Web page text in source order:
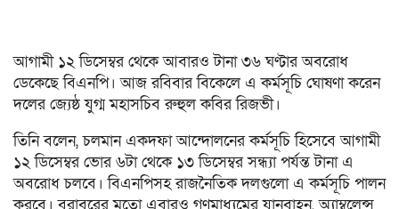
আগামী ১২ ডিসেম্বর থেকে আবারও টানা ৩৬ ঘণ্টার অবরোধ
ডেকেছে বিএনপি। আজ রবিবার বিকেলে এ কর্মসূচি ঘোষণা করেন
দলের জ্যেষ্ঠ যুগ্ম মহাসচিব রুহুল কবির রিজভী।
তিনি বলেন, চলমান একদফা আন্দোলনের কর্মসূচি হিসেবে আগামী
১২ ডিসেম্বর ভোর ৬টা থেকে ১৩ ডিসেম্বর সন্ধ্যা পর্যন্ত টানা এ
অবরোধ চলবে। বিএনপিসহ রাজনৈতিক দলগুলো এ কর্মসূচি পালন
করবে। বরাবরের মতো এবারও গণমাধ্যমের যানবাহন, অ্যাম্বুলেন্স